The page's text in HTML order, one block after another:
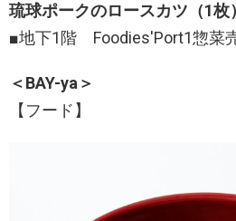
琉球ポークのロースカツ（1枚
■地下1階 Foodies'Port1惣菜
＜BAY-ya＞
【フード】